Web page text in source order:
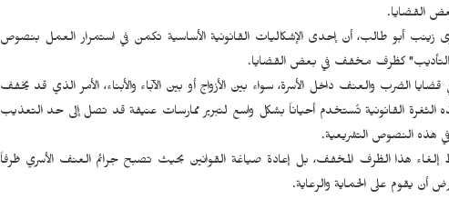
القضايا.
زينب أبو طالب، أن إحدى الإشكاليات القانونية الأساسية تكمن في استمرار العمل بنصوص
كظرف مخفف في بعض القضايا.
الضرب والعنف داخل الأسرة، سواء بين الأزواج أو بين الآباء والأبناء، الأمر الذي قد يخفف
القانونية تُستخدم أحياناً بشكل واسع لتبرير ممارسات عنيفة قد تصل إلى حد التعذيب
في هذه النصوص التشريعية.
هذا الظرف المخفف، بل إعادة صياغة القوانين بحيث تصبح جرائم العنف الأسري ظرفاً
أن يقوم على الحماية والرعاية.